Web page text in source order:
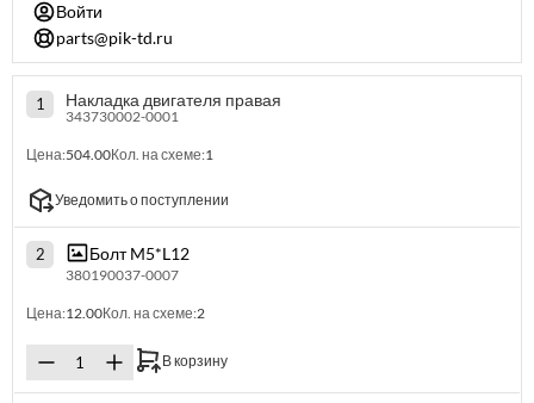
Войти
parts@pik-td.ru
1 Накладка двигателя правая
343730002-0001
Цена:504.00Кол. на схеме:1
Уведомить о поступлении
2 Болт M5*L12
380190037-0007
Цена:12.00Кол. на схеме:2
В корзину